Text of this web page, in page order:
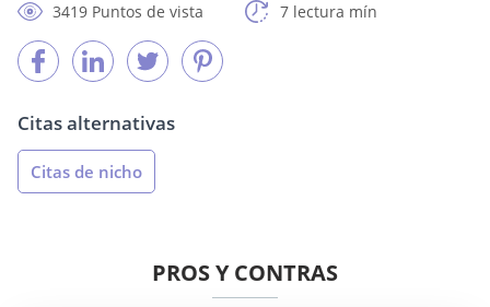
3419 Puntos de vista
7 lectura mín
Citas alternativas
Citas de nicho
PROS Y CONTRAS